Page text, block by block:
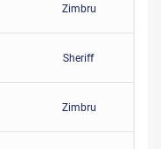
Zimbru
Sheriff
Zimbru